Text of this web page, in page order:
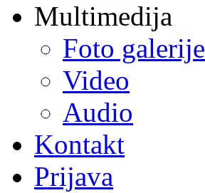
Multimedija
Foto galerije
Video
Audio
Kontakt
Prijava